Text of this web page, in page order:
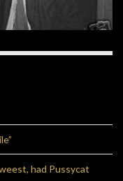
had Pussycat